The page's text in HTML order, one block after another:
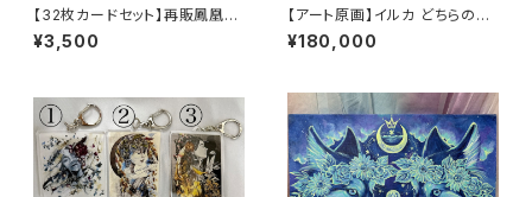
【32枚カードセット】再販鳳凰パ
ッケージ DREAMY VISION オ
ラクルカード 絵 意味
¥3,500
【アート原画】イルカ どちらの選
択の先にも素敵な景色が広がっ
ている １点物 手描き アクリ
¥180,000